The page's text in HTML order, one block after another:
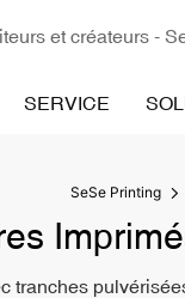
et créateurs -
SERVICE
SeSe Printing